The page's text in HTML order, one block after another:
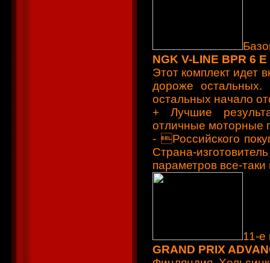
NGK V-LINE BPR 6 E
Этот комплект идет
дороже остальных.
остальных начало
+ Лучшие
отличные моторные
- Российского
Страна-
параметров все-
11-е
GRAND PRIX